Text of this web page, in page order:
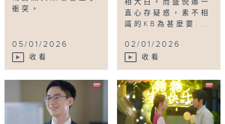
衝突。
05/01/2026
收看
相大白。而盛倪娜一
直心存疑惑，素不相
識的KB為甚麼要...
02/01/2026
收看